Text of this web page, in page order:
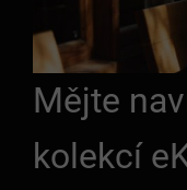
Mějte
kolekcí